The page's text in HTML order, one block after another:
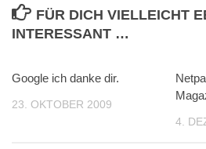
FÜR DICH VIELLEICHT
INTERESSANT …
Google ich danke dir.
23. OKTOBER 2009
4.